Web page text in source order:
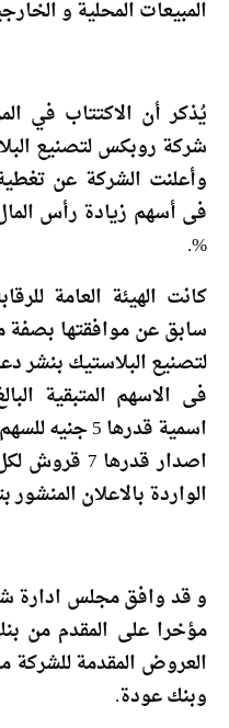
المبيعات المحلية و
يُذكر أن الاكتتاب في
شركة روبكس لتصنيع
وأعلنت الشركة عن
%.
كانت الهيئة العامة
سابق عن موافقتها
لتصنيع البلاستيك بنشر
اسمية قدرها
اصدار
الواردة بالاعلان المنشور بتاريخ 18
و قد وافق مجلس ادارة
مؤخرا على المقدم من
العروض المقدمة للشركة
وبنك عودة.